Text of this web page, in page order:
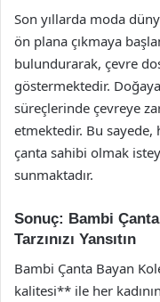
Son yıllarda moda
ön plana çıkmaya
bulundurarak, çevre
göstermektedir.
süreçlerinde çevreye
etmektedir. Bu sayede,
çanta sahibi olmak
sunmaktadır.
Sonuç: Bambi
Tarzınızı Yansıtın
Bambi Çanta Bayan
kalitesi** ile her